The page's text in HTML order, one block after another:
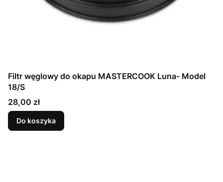
Filtr węglowy do okapu MASTERCOOK Luna- Model
18/S
Cena
28,00 zł
Do koszyka